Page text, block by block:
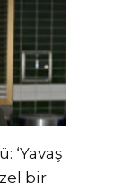
‘Yavaş
bir